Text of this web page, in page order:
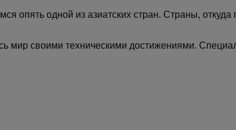
опять одной из азиатских стран. Страны,
мир своими техническими достижениями.